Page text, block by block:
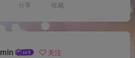
分享 收藏
关注